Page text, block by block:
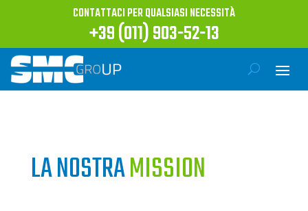
CONTATTACI PER QUALSIASI NECESSITÀ
+39 (011) 903-52-13
LA NOSTRAMISSION